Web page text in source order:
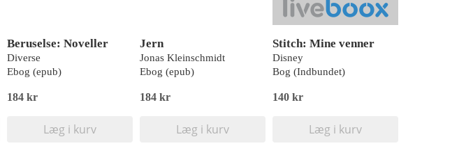
Beruselse: Noveller
Diverse
Ebog (epub)
184 kr
Læg i kurv
Jern
Jonas Kleinschmidt
Ebog (epub)
184 kr
Læg i kurv
Stitch: Mine venner
Disney
Bog (Indbundet)
140 kr
Læg i kurv